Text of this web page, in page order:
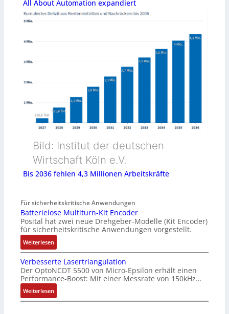
All About Automation expandiert
Bild: Institut der deutschen
Wirtschaft Köln e.V.
Bis 2036 fehlen 4,3 Millionen Arbeitskräfte
Für sicherheitskritische Anwendungen
Batterielose Multiturn-Kit Encoder
Posital hat zwei neue Drehgeber-Modelle (Kit Encoder)
für sicherheitskritische Anwendungen vorgestellt.
Weiterlesen:
B
a
t
t
e
r
Verbesserte Lasertriangulation
Der OptoNCDT 5500 von Micro-Epsilon erhält einen
Performance-Boost: Mit einer Messrate von 150kHz…
Weiterlesen:
V